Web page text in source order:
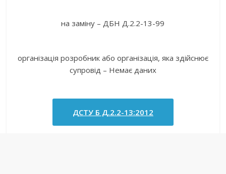
на заміну – ДБН Д.2.2-13-99
організація розробник або організація, яка здійснює
супровід – Немає даних
ДСТУ Б Д.2.2-13:2012